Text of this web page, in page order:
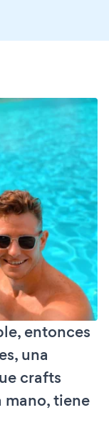
entonces
una
crafts
mano, tiene